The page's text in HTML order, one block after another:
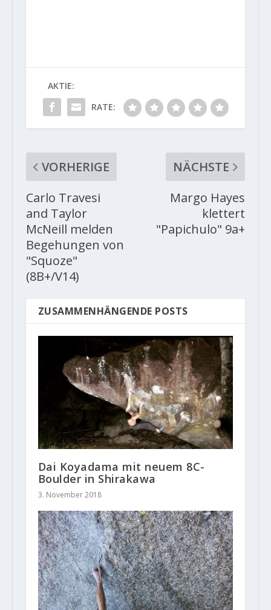
AKTIE:
RATE:
VORHERIGE
Carlo Travesi
and Taylor
McNeill melden
Begehungen von
"Squoze"
(8B+/V14)
NÄCHSTE
Margo Hayes
klettert
"Papichulo" 9a+
ZUSAMMENHÄNGENDE POSTS
Dai Koyadama mit neuem 8C-
Boulder in Shirakawa
3. November 2018